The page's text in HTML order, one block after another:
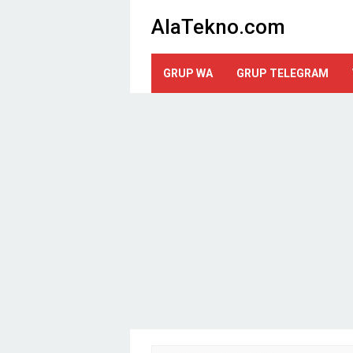
konten
AlaTekno.com
GRUP WA GRUP TELEGRAM